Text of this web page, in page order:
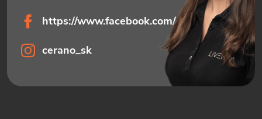
https://www.facebook.com/ceranosk
cerano_sk